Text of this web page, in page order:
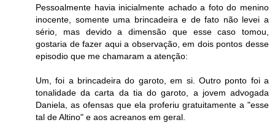
Pessoalmente havia inicialmente achado a foto do menino
inocente, somente uma brincadeira e de fato não levei a
sério, mas devido a dimensão que esse caso tomou,
gostaria de fazer aqui a observação, em dois pontos desse
episodio que me chamaram a atenção:
Um, foi a brincadeira do garoto, em si. Outro ponto foi a
tonalidade da carta da tia do garoto, a jovem advogada
Daniela, as ofensas que ela proferiu gratuitamente a "esse
tal de Altino" e aos acreanos em geral.